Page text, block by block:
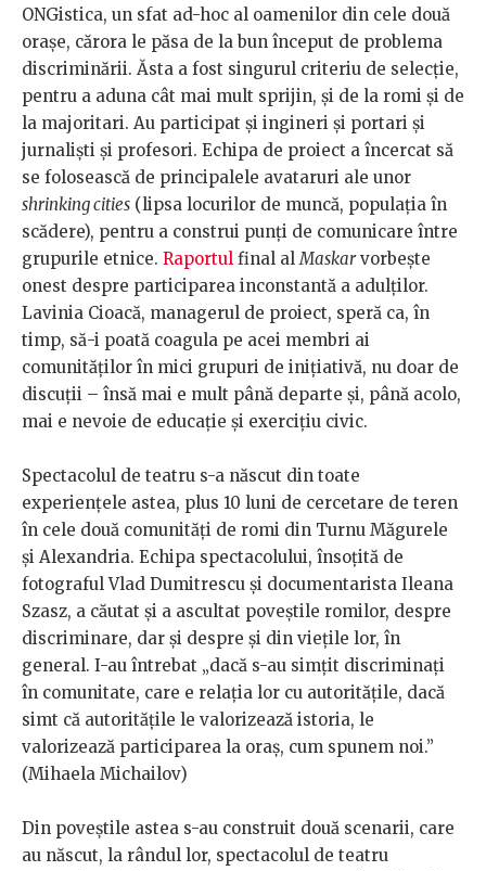
ONGistica, un sfat ad-hoc al oamenilor din cele două
orașe, cărora le păsa de la bun început de problema
discriminării. Ăsta a fost singurul criteriu de selecție,
pentru a aduna cât mai mult sprijin, și de la romi și de
la majoritari. Au participat și ingineri și portari și
jurnaliști și profesori. Echipa de proiect a încercat să
se folosească de principalele avataruri ale unor
shrinking cities (lipsa locurilor de muncă, populația în
scădere), pentru a construi punți de comunicare între
grupurile etnice. Raportul final alMaskarvorbește
onest despre participarea inconstantă a adulților.
Lavinia Cioacă, managerul de proiect, speră ca, în
timp, să-i poată coagula pe acei membri ai
comunităților în mici grupuri de inițiativă, nu doar de
discuții – însă mai e mult până departe și, până acolo,
mai e nevoie de educație și exercițiu civic.
Spectacolul de teatru s-a născut din toate
experiențele astea, plus 10 luni de cercetare de teren
în cele două comunități de romi din Turnu Măgurele
și Alexandria. Echipa spectacolului, însoțită de
fotograful Vlad Dumitrescu și documentarista Ileana
Szasz, a căutat și a ascultat poveștile romilor, despre
discriminare, dar și despre și din viețile lor, în
general. I-au întrebat „dacă s-au simțit discriminați
în comunitate, care e relația lor cu autoritățile, dacă
simt că autoritățile le valorizează istoria, le
valorizează participarea la oraș, cum spunem noi.”
(Mihaela Michailov)
Din poveștile astea s-au construit două scenarii, care
au născut, la rândul lor, spectacolul de teatru